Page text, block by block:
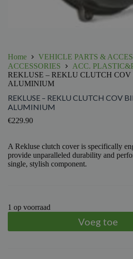
Home
VEHICLE PARTS &
ACCESSORIES
ACC.
REKLUSE – REKLU CLUTCH
ALUMINIUM
REKLUSE – REKLU CLUTCH COV
ALUMINIUM
€229.90
A Rekluse clutch cover is specifically
provide unparalleled durability and
single, stylish component.
1 op voorraad
Voeg toe